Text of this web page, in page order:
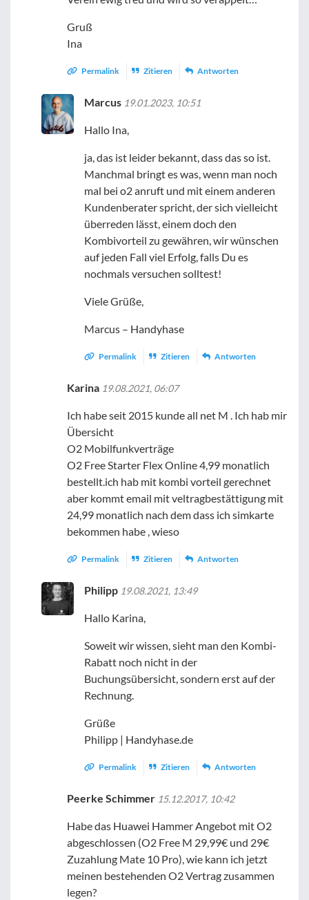
Gruß
Ina
Permalink Zitieren Antworten
Marcus 19.01.2023, 10:51
Hallo Ina,
ja, das ist leider bekannt, dass das so ist.
Manchmal bringt es was, wenn man noch
mal bei o2 anruft und mit einem anderen
Kundenberater spricht, der sich vielleicht
überreden lässt, einem doch den
Kombivorteil zu gewähren, wir wünschen
auf jeden Fall viel Erfolg, falls Du es
nochmals versuchen solltest!
Viele Grüße,
Marcus – Handyhase
Permalink Zitieren Antworten
Karina 19.08.2021, 06:07
Ich habe seit 2015 kunde all net M . Ich hab mir
Übersicht
O2 Mobilfunkverträge
O2 Free Starter Flex Online 4,99 monatlich
bestellt.ich hab mit kombi vorteil gerechnet
aber kommt email mit veltragbestättigung mit
24,99 monatlich nach dem dass ich simkarte
bekommen habe , wieso
Permalink Zitieren Antworten
Philipp 19.08.2021, 13:49
Hallo Karina,
Soweit wir wissen, sieht man den Kombi-
Rabatt noch nicht in der
Buchungsübersicht, sondern erst auf der
Rechnung.
Grüße
Philipp | Handyhase.de
Permalink Zitieren Antworten
Peerke Schimmer 15.12.2017, 10:42
Habe das Huawei Hammer Angebot mit O2
abgeschlossen (O2 Free M 29,99€ und 29€
Zuzahlung Mate 10 Pro), wie kann ich jetzt
meinen bestehenden O2 Vertrag zusammen
legen?